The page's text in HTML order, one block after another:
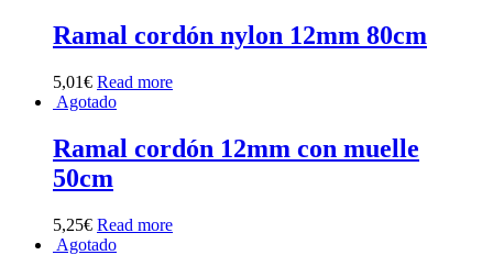
Ramal cordón nylon 12mm 80cm
5,01€ Read more
Agotado
Ramal cordón 12mm con muelle
50cm
5,25€ Read more
Agotado